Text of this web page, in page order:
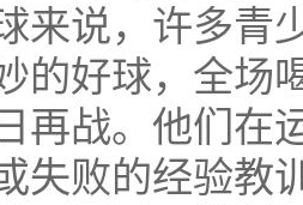
来说，许多青
的好球，全场
再战。他们在
失败的经验教